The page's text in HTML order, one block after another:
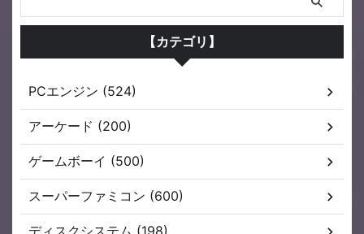
【カテゴリ】
PCエンジン (524)
アーケード (200)
ゲームボーイ (500)
スーパーファミコン (600)